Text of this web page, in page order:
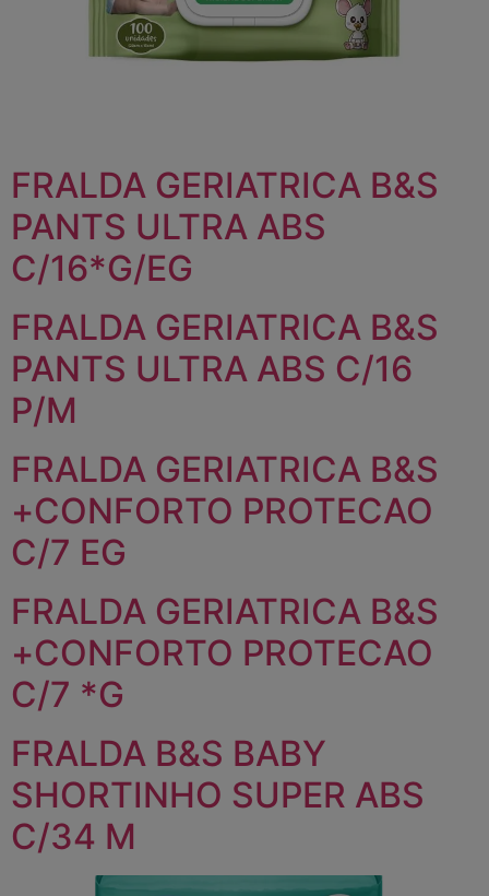
FRALDA GERIATRICA B&S
PANTS ULTRA ABS
C/16*G/EG
FRALDA GERIATRICA B&S
PANTS ULTRA ABS C/16
P/M
FRALDA GERIATRICA B&S
+CONFORTO PROTECAO
C/7 EG
FRALDA GERIATRICA B&S
+CONFORTO PROTECAO
C/7 *G
FRALDA B&S BABY
SHORTINHO SUPER ABS
C/34 M